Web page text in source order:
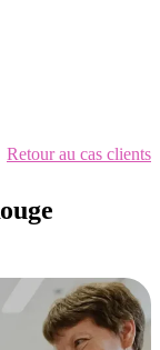
Retour au cas clients